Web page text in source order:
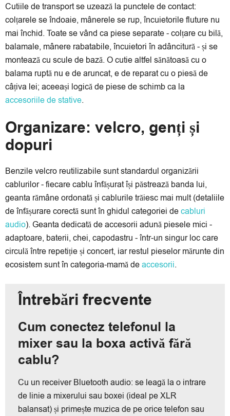
Cutiile de transport se uzează la punctele de contact:
colțarele se îndoaie, mânerele se rup, încuietorile fluture nu
mai închid. Toate se vând ca piese separate - colțare cu bilă,
balamale, mânere rabatabile, încuietori în adâncitură - și se
montează cu scule de bază. O cutie altfel sănătoasă cu o
balama ruptă nu e de aruncat, e de reparat cu o piesă de
câțiva lei; aceeași logică de piese de schimb ca la
accesoriile de stative.
Organizare: velcro, genți și
dopuri
Benzile velcro reutilizabile sunt standardul organizării
cablurilor - fiecare cablu înfășurat își păstrează banda lui,
geanta rămâne ordonată și cablurile trăiesc mai mult (detaliile
de înfășurare corectă sunt în ghidul categoriei decabluri
audio). Geanta dedicată de accesorii adună piesele mici -
adaptoare, baterii, chei, capodastru - într-un singur loc care
circulă între repetiție și concert, iar restul pieselor mărunte din
ecosistem sunt în categoria-mamă deaccesorii.
Întrebări frecvente
Cum conectez telefonul la
mixer sau la boxa activă fără
cablu?
Cu un receiver Bluetooth audio: se leagă la o intrare
de linie a mixerului sau boxei (ideal pe XLR
balansat) și primește muzica de pe orice telefon sau